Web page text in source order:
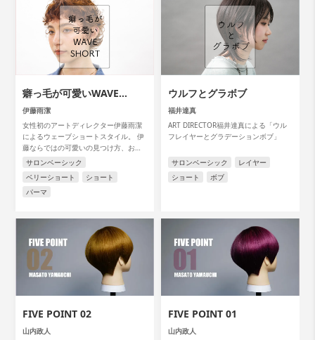
癖っ毛が可愛いWAVE
SHORT
伊藤雨潔
女性初のアートディレクター伊藤雨潔
によるウェーブショートスタイル。 伊
藤ならではの可愛いの見つけ方、お伝
えします。
サロンベーシック
ベリーショート
ショート
パーマ
ウルフとグラボブ
福井達真
ART DIRECTOR福井達真による「ウル
フレイヤーとグラデーションボブ」
サロンベーシック
レイヤー
ショート
ボブ
FIVE POINT 02
山内政人
FIVE POINT 01
山内政人